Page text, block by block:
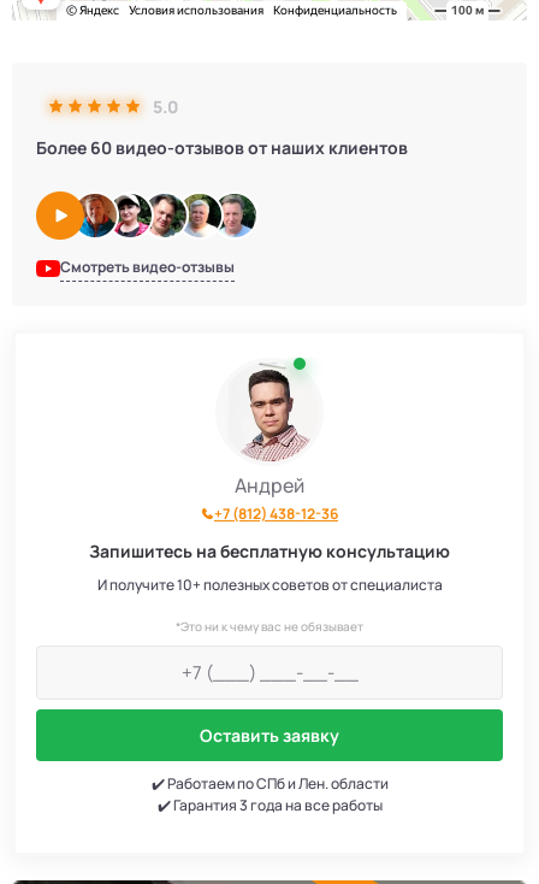
5.0
Более 60 видео-отзывов от наших клиентов
Смотреть видео-отзывы
Андрей
+7 (812) 438-12-36
Запишитесь на бесплатную консультацию
И получите 10+ полезных советов от специалиста
*Это ни к чему вас не обязывает
Оставить заявку
✔️ Работаем по СПб и Лен. области
✔️ Гарантия 3 года на все работы